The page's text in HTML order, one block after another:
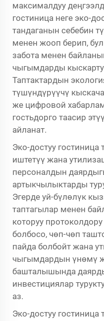
максималдуу
гостиница неге эко-
тандаганын себебин
менен жооп берип,
забота менен
чыгымдарды
Таптактардын
түшүндүрүүчү
же цифровой
гостьдорго таасир
айланат.
Эко-достуу гостиница
иштетүү жана
персоналдын
артыкчылыктарды
Эгерде уй-бүлөлүк
таптагылар менен
которуу
болбосо, чөп-чөп
пайда болбойт жана
чыгымдардын үнөмү
башталышында
инвестициялар
аз.
Эко-достуу